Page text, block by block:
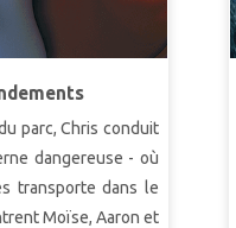
parc, Chris conduit
dangereuse - où
transporte dans le
Moïse, Aaron et